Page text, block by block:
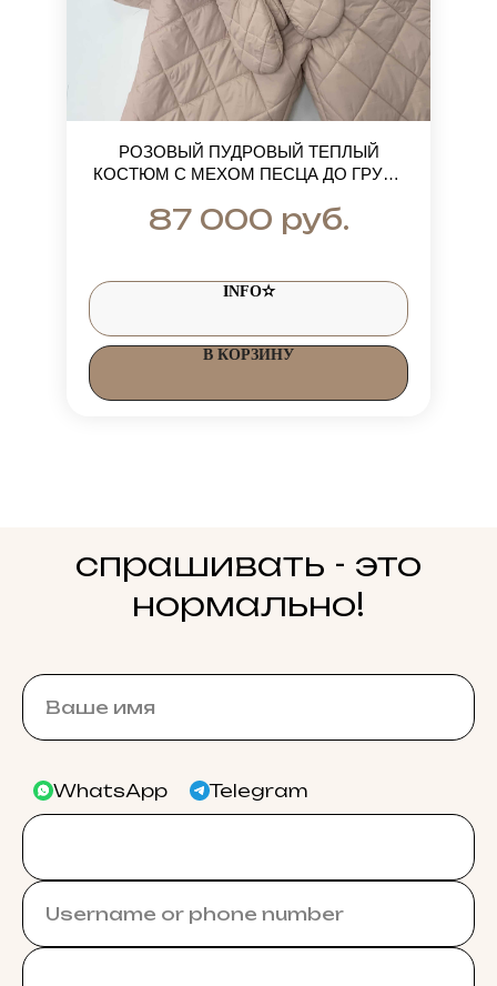
РОЗОВЫЙ ПУДРОВЫЙ ТЕПЛЫЙ
КОСТЮМ С МЕХОМ ПЕСЦА ДО ГРУДИ
87 000 руб.
INFO✫
В КОРЗИНУ
спрашивать - это
нормально!
WhatsApp Telegram